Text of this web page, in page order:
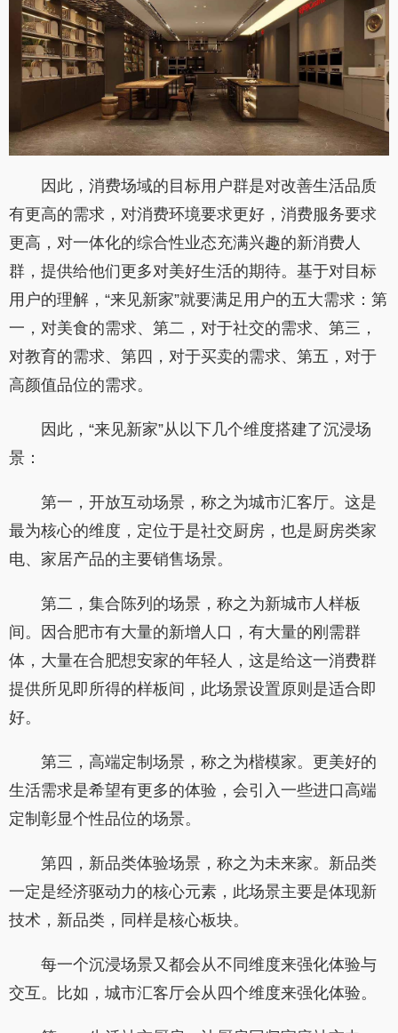
因此，消费场域的目标用户群是对改善生活品质
有更高的需求，对消费环境要求更好，消费服务要求
更高，对一体化的综合性业态充满兴趣的新消费人
群，提供给他们更多对美好生活的期待。基于对目标
用户的理解，“来见新家”就要满足用户的五大需求：第
一，对美食的需求、第二，对于社交的需求、第三，
对教育的需求、第四，对于买卖的需求、第五，对于
高颜值品位的需求。
因此，“来见新家”从以下几个维度搭建了沉浸场
景：
第一，开放互动场景，称之为城市汇客厅。这是
最为核心的维度，定位于是社交厨房，也是厨房类家
电、家居产品的主要销售场景。
第二，集合陈列的场景，称之为新城市人样板
间。因合肥市有大量的新增人口，有大量的刚需群
体，大量在合肥想安家的年轻人，这是给这一消费群
提供所见即所得的样板间，此场景设置原则是适合即
好。
第三，高端定制场景，称之为楷模家。更美好的
生活需求是希望有更多的体验，会引入一些进口高端
定制彰显个性品位的场景。
第四，新品类体验场景，称之为未来家。新品类
一定是经济驱动力的核心元素，此场景主要是体现新
技术，新品类，同样是核心板块。
每一个沉浸场景又都会从不同维度来强化体验与
交互。比如，城市汇客厅会从四个维度来强化体验。